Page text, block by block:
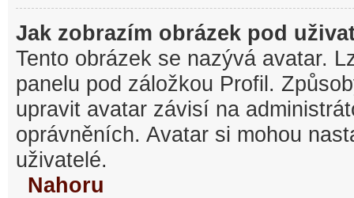
Jak zobrazím obrázek pod
Tento obrázek se nazývá avatar.
panelu pod záložkou Profil.
upravit avatar závisí na
oprávněních. Avatar si mohou
uživatelé.
Nahoru